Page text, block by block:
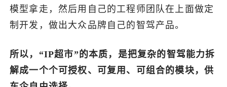
模型拿走，然后用自己的工程师团队在上面做定
制开发，做出大众品牌自己的智驾产品。
所以，“IP超市”的本质，是把复杂的智驾能力拆
解成一个个可授权、可复用、可组合的模块，供